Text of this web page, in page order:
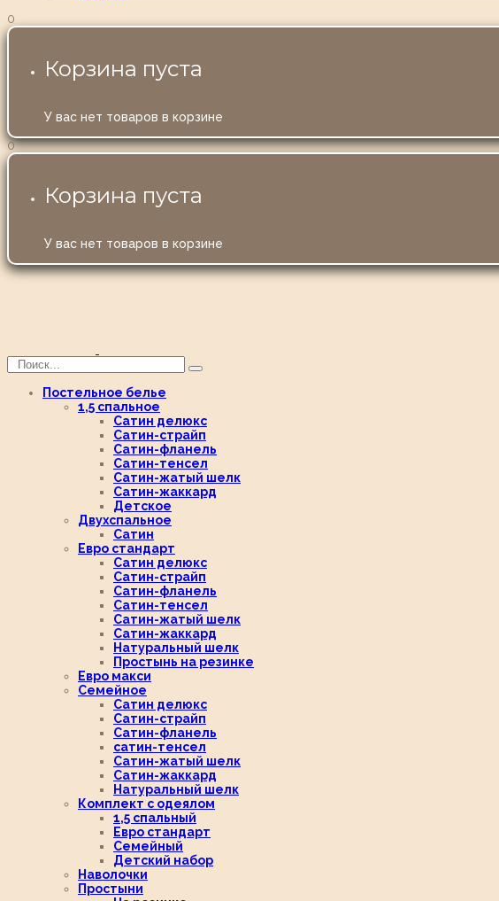
0
Корзина пуста
У вас нет товаров в корзине
0
Корзина пуста
У вас нет товаров в корзине
Постельное белье
1,5 спальное
Сатин делюкс
Сатин-страйп
Сатин-фланель
Сатин-тенсел
Сатин-жатый шелк
Сатин-жаккард
Детское
Двухспальное
Сатин
Евро стандарт
Сатин делюкс
Сатин-страйп
Сатин-фланель
Сатин-тенсел
Сатин-жатый шелк
Сатин-жаккард
Натуральный шелк
Простынь на резинке
Евро макси
Семейное
Сатин делюкс
Сатин-страйп
Сатин-фланель
сатин-тенсел
Сатин-жатый шелк
Сатин-жаккард
Натуральный шелк
Комплект с одеялом
1,5 спальный
Евро стандарт
Семейный
Детский набор
Наволочки
Простыни